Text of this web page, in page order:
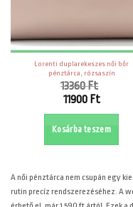
Lorenti duplarekeszes női bőr
pénztárca, rózsaszín
13360Ft
Original
13360 Ft.
11900 Ft
Current
price
is:
11900 Ft.
Kosárba teszem
A női pénztárca nem csupán egy
rutin precíz rendszerezéséhez. A